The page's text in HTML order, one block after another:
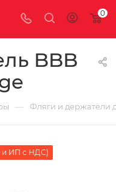
0
BBB
— Фляги и держатели
и ИП с НДС)